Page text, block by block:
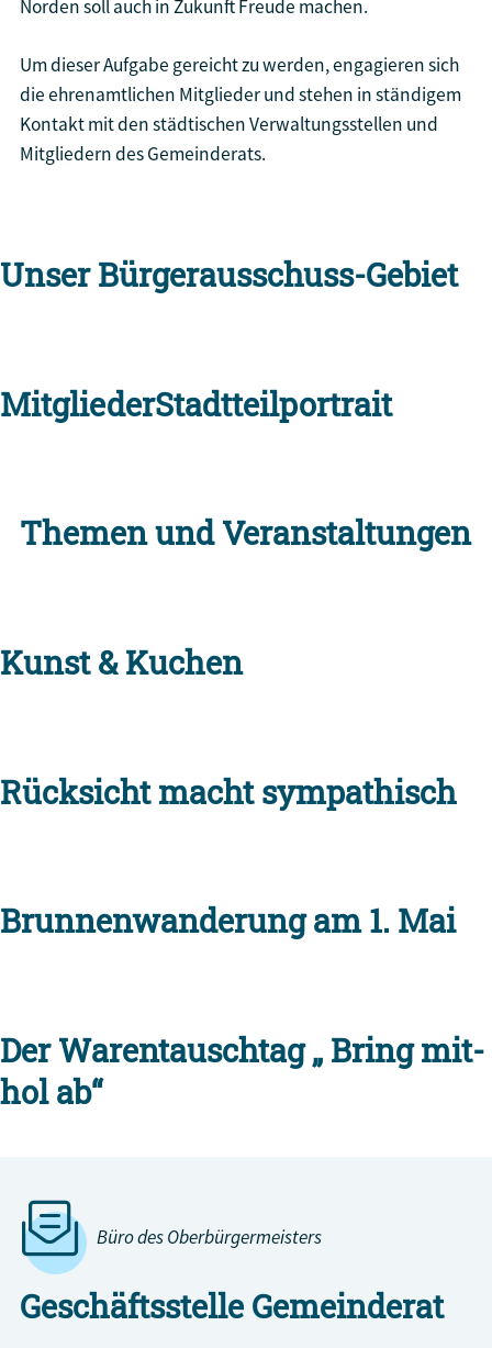
Norden soll auch in Zukunft Freude machen.
Um dieser Aufgabe gereicht zu werden, engagieren sich
die ehrenamtlichen Mitglieder und stehen in ständigem
Kontakt mit den städtischen Verwaltungsstellen und
Mitgliedern des Gemeinderats.
Unser Bürgerausschuss-Gebiet
MitgliederStadtteilportrait
Themen und Veranstaltungen
Kunst & Kuchen
Rücksicht macht sympathisch
Brunnenwanderung am 1. Mai
Der Warentauschtag „ Bring mit-
hol ab“
Büro des Oberbürgermeisters
Geschäftsstelle Gemeinderat